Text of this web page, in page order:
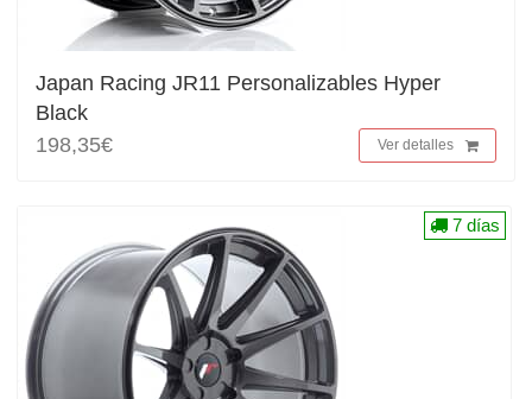
Japan Racing JR11 Personalizables Hyper
Black
198,35€
Ver detalles
7 días